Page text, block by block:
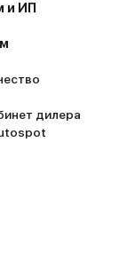
и ИП
дилера